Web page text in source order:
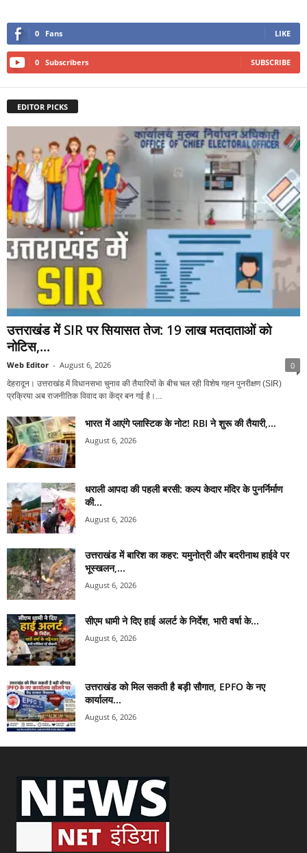
0 Fans LIKE
0 Subscribers SUBSCRIBE
EDITOR PICKS
उत्तराखंड में SIR पर सियासत तेज: 19 लाख मतदाताओं को
नोटिस,...
Web Editor - August 6, 2026 0
देहरादून। उत्तराखंड में विधानसभा चुनाव की तैयारियों के बीच चल रही विशेष गहन पुनरीक्षण (SIR)
प्रक्रिया अब राजनीतिक विवाद का केंद्र बन गई है।...
भारत में आएंगे प्लास्टिक के नोट! RBI ने शुरू की तैयारी,...
August 6, 2026
धराली आपदा की पहली बरसी: कल्प केदार मंदिर के पुनर्निर्माण
की...
August 6, 2026
उत्तराखंड में बारिश का कहर: यमुनोत्री और बदरीनाथ हाईवे पर
भूस्खलन,...
August 6, 2026
सीएम धामी ने दिए हाई अलर्ट के निर्देश, भारी वर्षा के...
August 6, 2026
उत्तराखंड को मिल सकती है बड़ी सौगात, EPFO के नए
कार्यालय...
August 6, 2026